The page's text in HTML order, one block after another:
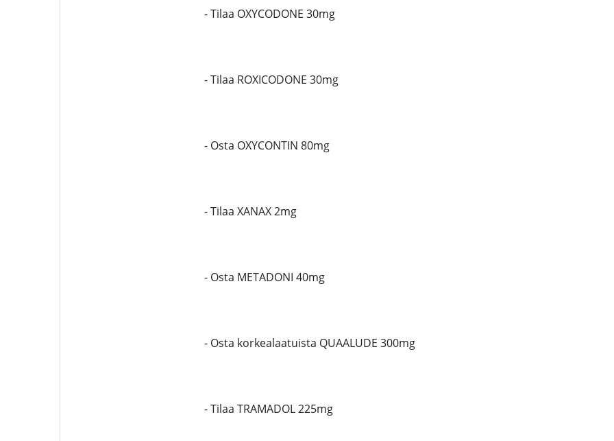
- Tilaa OXYCODONE 30mg
- Tilaa ROXICODONE 30mg
- Osta OXYCONTIN 80mg
- Tilaa XANAX 2mg
- Osta METADONI 40mg
- Osta korkealaatuista QUAALUDE 300mg
- Tilaa TRAMADOL 225mg